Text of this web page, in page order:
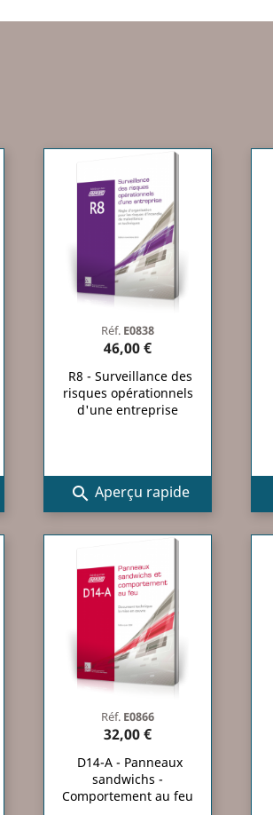
Réf. E0838
46,00 €
R8 - Surveillance des
risques opérationnels
d'une entreprise
 Aperçu rapide
Réf. E0866
32,00 €
D14-A - Panneaux
sandwichs -
Comportement au feu